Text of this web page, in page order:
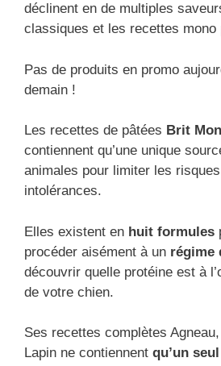
déclinent en de multiples
classiques et les recettes mono
Pas de produits en promo
demain !
Les recettes de pâtées Brit
contiennent qu’une unique
animales pour limiter les
intolérances.
Elles existent en huit formules
procéder aisément à un régime
découvrir quelle protéine est à
de votre chien.
Ses recettes complètes
Lapin ne contiennent qu’un